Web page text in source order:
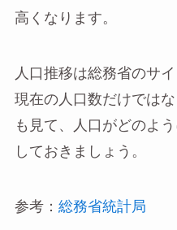
高くなります。
人口推移は総務省のサ
現在の人口数だけでは
も見て、人口がどのよ
しておきましょう。
参考： 総務省統計局